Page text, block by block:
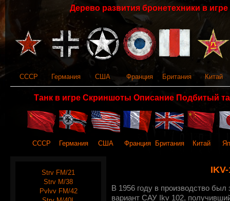
Дерево развития бронетехники в
СССР Германия США Франция Британия Китай
Танк в игре Скриншоты Описание Подбитый
СССР Германия США Франция Британия Китай
Strv FM/21
Strv M/38
Pvlvv FM/42
В 1956 году в производство
вариант САУ Ikv 102,